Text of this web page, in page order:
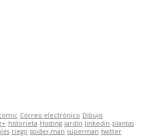
Correo electrónico Dibujo
historieta Hosting jardín linkedin plantas
riego spider-man superman twitter